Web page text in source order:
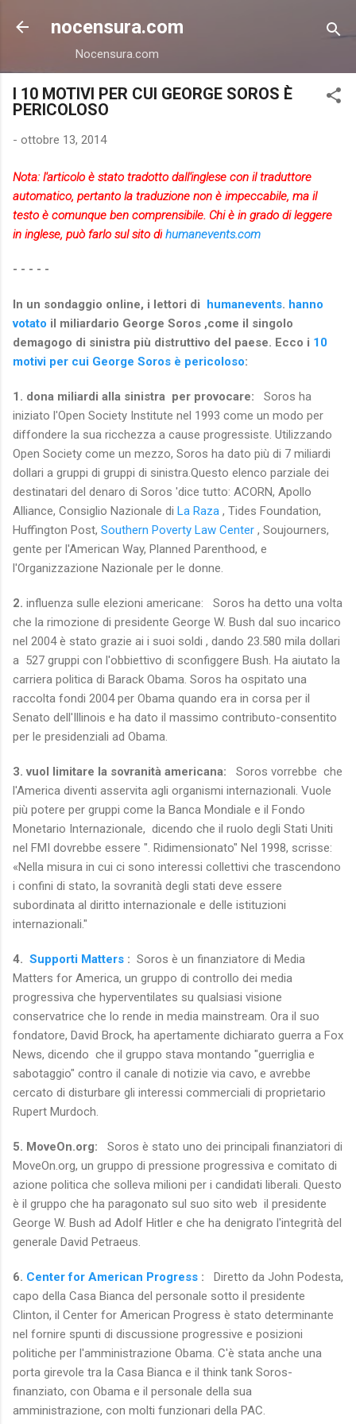
Passa ai contenuti principali
nocensura.com
Nocensura.com
I 10 MOTIVI PER CUI GEORGE SOROS È
PERICOLOSO
- ottobre 13, 2014
Nota: l'articolo è stato tradotto dall'inglese con il traduttore
automatico, pertanto la traduzione non è impeccabile, ma il
testo è comunque ben comprensibile. Chi è in grado di leggere
in inglese, può farlo sul sito di humanevents.com
- - - - -
In un sondaggio online, i lettori di humanevents. hanno
votato il miliardario George Soros ,come il singolo
demagogo di sinistra più distruttivo del paese. Ecco i 10
motivi per cui George Soros è pericoloso:
1. dona miliardi alla sinistra per provocare: Soros ha
iniziato l'Open Society Institute nel 1993 come un modo per
diffondere la sua ricchezza a cause progressiste. Utilizzando
Open Society come un mezzo, Soros ha dato più di 7 miliardi
dollari a gruppi di gruppi di sinistra. Questo elenco parziale dei
destinatari del denaro di Soros 'dice tutto: ACORN, Apollo
Alliance, Consiglio Nazionale di La Raza , Tides Foundation,
Huffington Post, Southern Poverty Law Center , Soujourners,
gente per l'American Way, Planned Parenthood, e
l'Organizzazione Nazionale per le donne.
2. influenza sulle elezioni americane: Soros ha detto una volta
che la rimozione di presidente George W. Bush dal suo incarico
nel 2004 è stato grazie ai i suoi soldi , dando 23.580 mila dollari
a 527 gruppi con l'obbiettivo di sconfiggere Bush. Ha aiutato la
carriera politica di Barack Obama. Soros ha ospitato una
raccolta fondi 2004 per Obama quando era in corsa per il
Senato dell'Illinois e ha dato il massimo contributo-consentito
per le presidenziali ad Obama.
3. vuol limitare la sovranità americana: Soros vorrebbe che
l'America diventi asservita agli organismi internazionali. Vuole
più potere per gruppi come la Banca Mondiale e il Fondo
Monetario Internazionale, dicendo che il ruolo degli Stati Uniti
nel FMI dovrebbe essere ". Ridimensionato" Nel 1998, scrisse:
«Nella misura in cui ci sono interessi collettivi che trascendono
i confini di stato, la sovranità degli stati deve essere
subordinata al diritto internazionale e delle istituzioni
internazionali."
4. Supporti Matters : Soros è un finanziatore di Media
Matters for America, un gruppo di controllo dei media
progressiva che hyperventilates su qualsiasi visione
conservatrice che lo rende in media mainstream. Ora il suo
fondatore, David Brock, ha apertamente dichiarato guerra a Fox
News, dicendo che il gruppo stava montando "guerriglia e
sabotaggio" contro il canale di notizie via cavo, e avrebbe
cercato di disturbare gli interessi commerciali di proprietario
Rupert Murdoch.
5. MoveOn.org: Soros è stato uno dei principali finanziatori di
MoveOn.org, un gruppo di pressione progressiva e comitato di
azione politica che solleva milioni per i candidati liberali. Questo
è il gruppo che ha paragonato sul suo sito web il presidente
George W. Bush ad Adolf Hitler e che ha denigrato l'integrità del
generale David Petraeus.
6. Center for American Progress : Diretto da John Podesta,
capo della Casa Bianca del personale sotto il presidente
Clinton, il Center for American Progress è stato determinante
nel fornire spunti di discussione progressive e posizioni
politiche per l'amministrazione Obama. C'è stata anche una
porta girevole tra la Casa Bianca e il think tank Soros-
finanziato, con Obama e il personale della sua
amministrazione, con molti funzionari della PAC.